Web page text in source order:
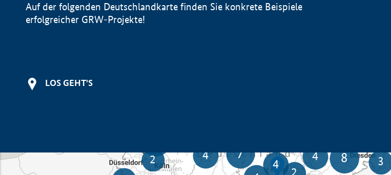
Auf der folgenden Deutschlandkarte finden Sie konkrete Beispiele
erfolgreicher GRW-Projekte!
LOS GEHT'S